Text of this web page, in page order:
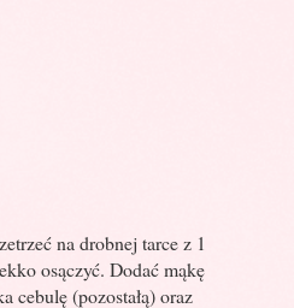
na drobnej tarce z 1
osączyć. Dodać mąkę
cebulę (pozostałą) oraz